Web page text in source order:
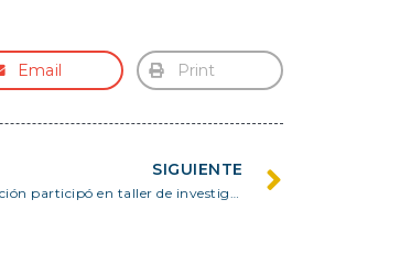
Email Print
SIGUIENTE
Comunidad USM Concepción participó en taller de investigación con perspectiva de género